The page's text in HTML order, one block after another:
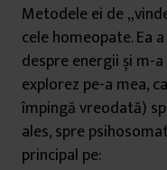
Metodele ei de
cele homeopate. Ea
despre energii și m-
explorez pe-a mea,
împingă vreodată)
ales, spre
principal pe: